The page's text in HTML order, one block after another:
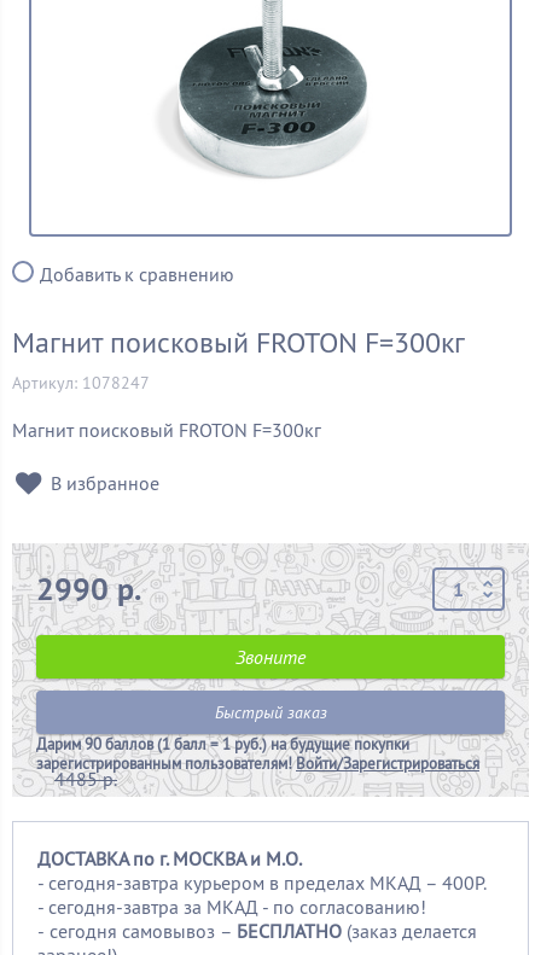
Добавить к сравнению
Магнит поисковый FROTON F=300кг
Артикул: 1078247
Магнит поисковый FROTON F=300кг
В избранное
2990 р.
4485 р.
Звоните
Быстрый заказ
Дарим90 баллов (1 балл = 1 руб.)на будущие покупки
зарегистрированным пользователям!Войти/Зарегистрироваться
ДОСТАВКА по г. МОСКВА и М.О.
- сегодня-завтра курьером в пределах МКАД – 400Р.
- сегодня-завтра за МКАД - по согласованию!
- сегодня самовывоз – БЕСПЛАТНО (заказ делается